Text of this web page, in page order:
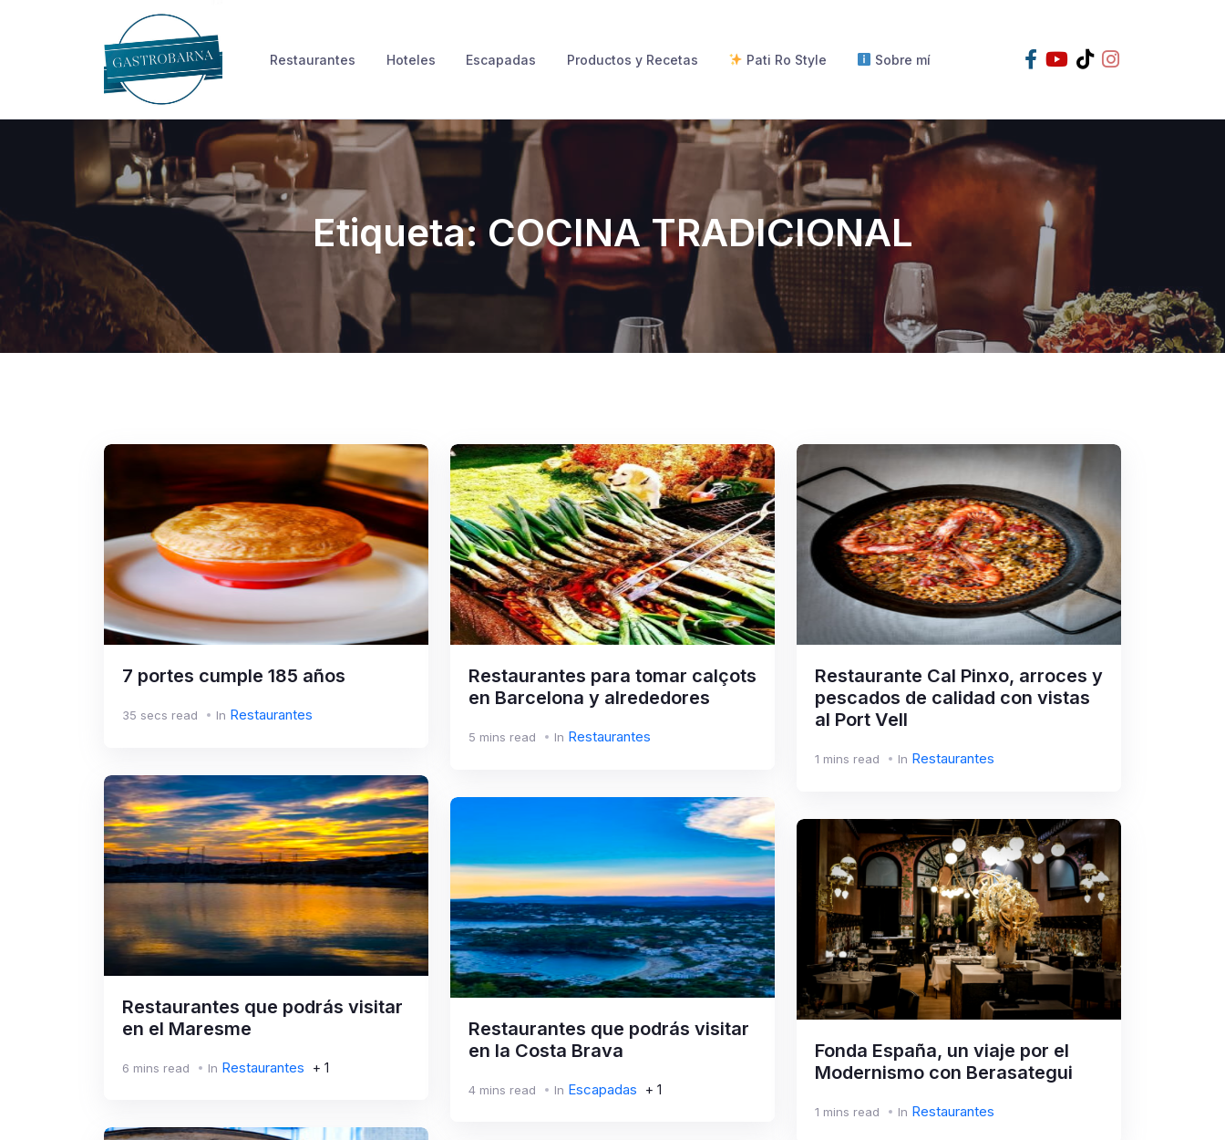
Restaurantes Hoteles Escapadas Productos y Recetas Pati Ro Style Sobre mí
Etiqueta:COCINA TRADICIONAL
7 portes cumple 185 años
35 secs read In Restaurantes
Restaurantes para tomar calçots
en Barcelona y alrededores
5 mins read In Restaurantes
Restaurante Cal Pinxo, arroces y
pescados de calidad con vistas
al Port Vell
1 mins read In Restaurantes
Restaurantes que podrás visitar
en el Maresme
6 mins read In Restaurantes + 1
Restaurantes que podrás visitar
en la Costa Brava
4 mins read In Escapadas + 1
Fonda España, un viaje por el
Modernismo con Berasategui
1 mins read In Restaurantes